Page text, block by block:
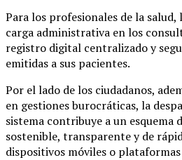
Para los profesionales de la
carga administrativa en los
registro digital centralizado y
emitidas a sus pacientes.
Por el lado de los ciudadanos,
en gestiones burocráticas, la
sistema contribuye a un esquema
sostenible, transparente y de
dispositivos móviles o